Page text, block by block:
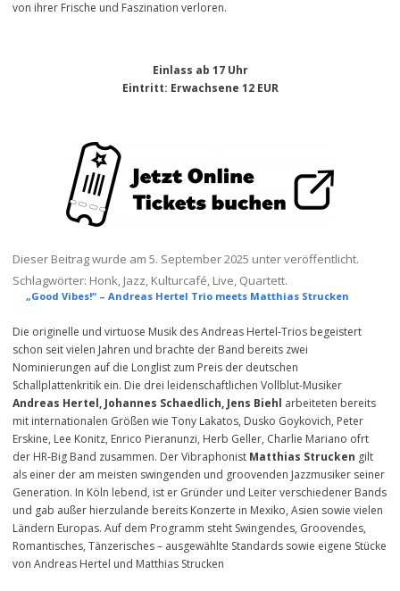
von ihrer Frische und Faszination verloren.
Einlass ab 17 Uhr
Eintritt: Erwachsene 12 EUR
Dieser Beitrag wurde am 5. September 2025 unter veröffentlicht.
Schlagwörter: Honk, Jazz, Kulturcafé, Live, Quartett.
„Good Vibes!“ – Andreas Hertel Trio meets Matthias Strucken
Die originelle und virtuose Musik des Andreas Hertel-Trios begeistert
schon seit vielen Jahren und brachte der Band bereits zwei
Nominierungen auf die Longlist zum Preis der deutschen
Schallplattenkritik ein. Die drei leidenschaftlichen Vollblut-Musiker
Andreas Hertel, Johannes Schaedlich, Jens Biehl arbeiteten bereits
mit internationalen Größen wie Tony Lakatos, Dusko Goykovich, Peter
Erskine, Lee Konitz, Enrico Pieranunzi, Herb Geller, Charlie Mariano ofrt
der HR-Big Band zusammen. Der Vibraphonist Matthias Strucken gilt
als einer der am meisten swingenden und groovenden Jazzmusiker seiner
Generation. In Köln lebend, ist er Gründer und Leiter verschiedener Bands
und gab außer hierzulande bereits Konzerte in Mexiko, Asien sowie vielen
Ländern Europas. Auf dem Programm steht Swingendes, Groovendes,
Romantisches, Tänzerisches – ausgewählte Standards sowie eigene Stücke
von Andreas Hertel und Matthias Strucken